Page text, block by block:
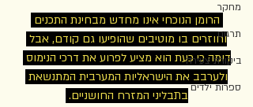
מחקר
תרגום
ביקורת צעירה
ספרות ילדים
הרומן הנוכחי אינו מחדש מבחינת התכנים
וחוזרים בו מוטיבים שהופיעו גם קודם, אבל
דומה כי כעת הוא מציע לפרוע את דרכי הנימוס
ולערבב את הישראליות המערבית המתנשאת
בתבליני המזרח החושניים.